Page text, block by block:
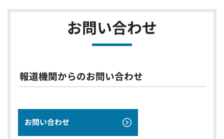
お問い合わせ
報道機関からのお問い合わせ
お問い合わせ